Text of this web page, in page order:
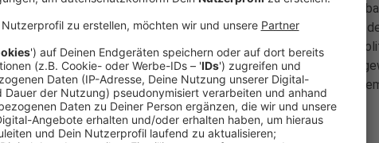
die Beine stellen wie noch nie zuvor. Deshalb haben sie einen
ausgerufen. Thunberg hatte im August 2018 damit begonnen, vor
schwedischen Hauptstadt Stockholm für eine beherztere
demonstrieren. Sie und ihr Schulstreik sind seitdem weltbekannt
Ländern der Erde demonstrieren Schüler und Studierende nach
mehr Klimaschutz.
Anzeige